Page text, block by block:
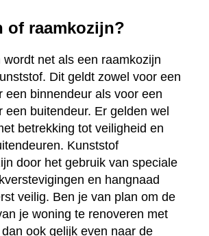
of raamkozijn?
wordt net als een raamkozijn
Dit geldt zowel voor een
een binnendeur als voor een
een buitendeur. Er gelden wel
betrekking tot veiligheid en
Kunststof
door het gebruik van speciale
en hangnaad
veilig. Ben je van plan om de
je woning te renoveren met
ook gelijk even naar de